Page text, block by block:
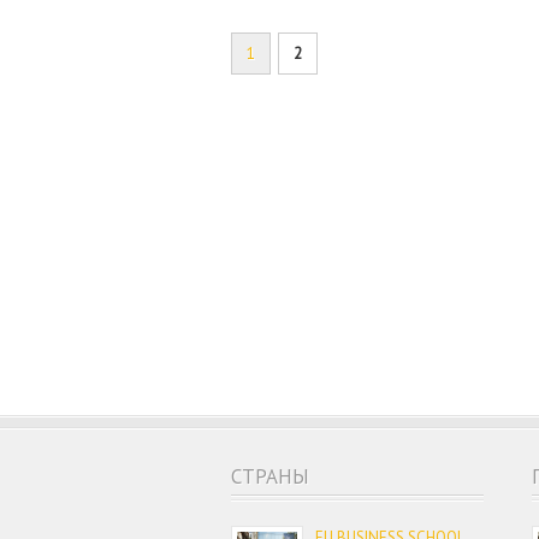
1 2
CТРАНЫ